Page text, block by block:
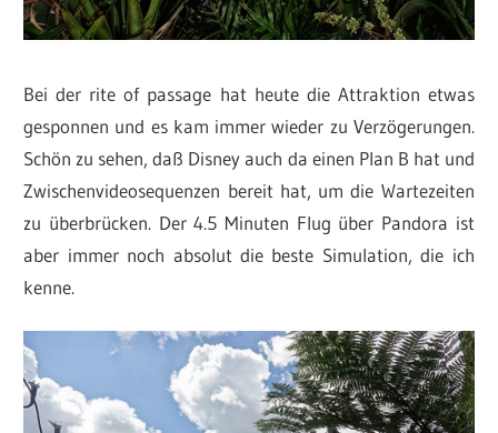
Bei der rite of passage hat heute die Attraktion etwas
gesponnen und es kam immer wieder zu Verzögerungen.
Schön zu sehen, daß Disney auch da einen Plan B hat und
Zwischenvideosequenzen bereit hat, um die Wartezeiten
zu überbrücken. Der 4.5 Minuten Flug über Pandora ist
aber immer noch absolut die beste Simulation, die ich
kenne.